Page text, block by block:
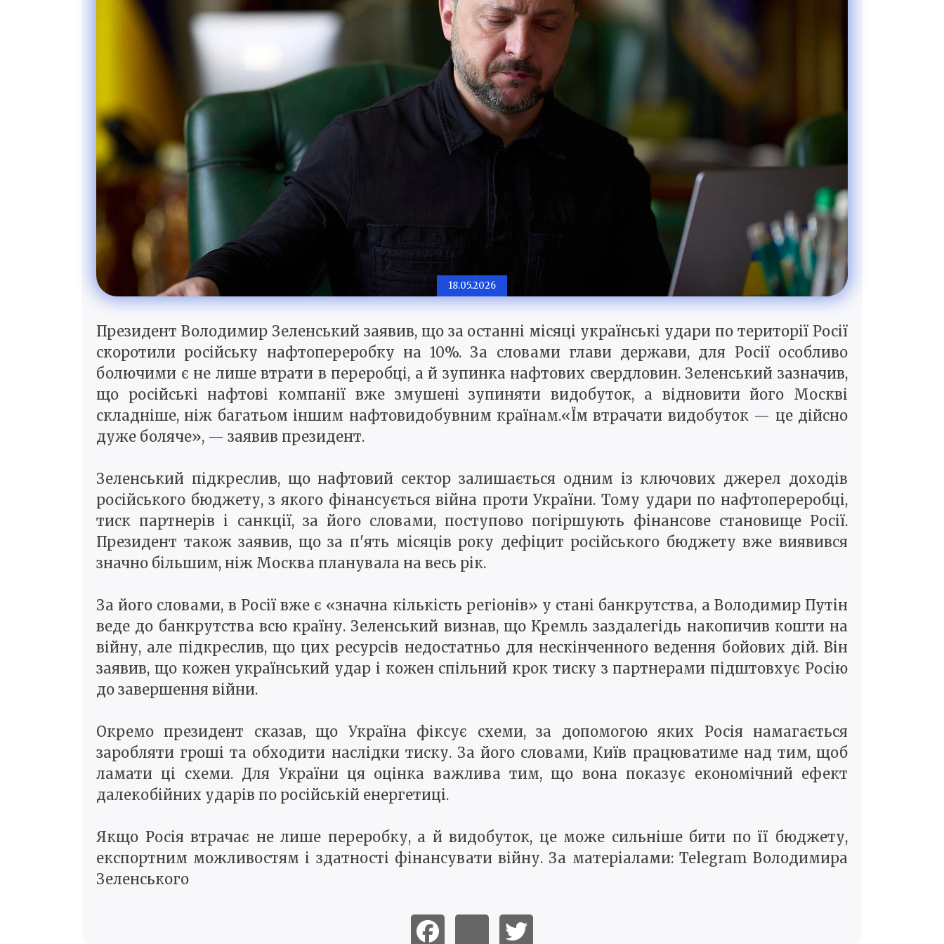
18.05.2026
Президент Володимир Зеленський заявив, що за останні місяці українські удари по території Росії
скоротили російську нафтопереробку на 10%. За словами глави держави, для Росії особливо
болючими є не лише втрати в переробці, а й зупинка нафтових свердловин. Зеленський зазначив,
що російські нафтові компанії вже змушені зупиняти видобуток, а відновити його Москві
складніше, ніж багатьом іншим нафтовидобувним країнам.«Їм втрачати видобуток — це дійсно
дуже боляче», — заявив президент.
Зеленський підкреслив, що нафтовий сектор залишається одним із ключових джерел доходів
російського бюджету, з якого фінансується війна проти України. Тому удари по нафтопереробці,
тиск партнерів і санкції, за його словами, поступово погіршують фінансове становище Росії.
Президент також заявив, що за п'ять місяців року дефіцит російського бюджету вже виявився
значно більшим, ніж Москва планувала на весь рік.
За його словами, в Росії вже є «значна кількість регіонів» у стані банкрутства, а Володимир Путін
веде до банкрутства всю країну. Зеленський визнав, що Кремль заздалегідь накопичив кошти на
війну, але підкреслив, що цих ресурсів недостатньо для нескінченного ведення бойових дій. Він
заявив, що кожен український удар і кожен спільний крок тиску з партнерами підштовхує Росію
до завершення війни.
Окремо президент сказав, що Україна фіксує схеми, за допомогою яких Росія намагається
заробляти гроші та обходити наслідки тиску. За його словами, Київ працюватиме над тим, щоб
ламати ці схеми. Для України ця оцінка важлива тим, що вона показує економічний ефект
далекобійних ударів по російській енергетиці.
Якщо Росія втрачає не лише переробку, а й видобуток, це може сильніше бити по її бюджету,
експортним можливостям і здатності фінансувати війну. За матеріалами: Telegram Володимира
Зеленського